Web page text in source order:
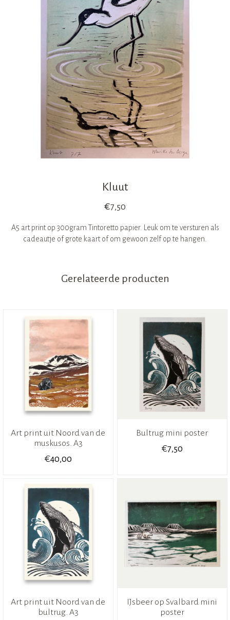
Kluut
€7,50
A5 art print op 300gram Tintoretto papier. Leuk om te versturen als
cadeautje of grote kaart of om gewoon zelf op te hangen.
Gerelateerde producten
Art print uit Noord van de
muskusos. A3
€40,00
Bultrug mini poster
€7,50
Art print uit Noord van de
bultrug. A3
IJsbeer op Svalbard mini
poster